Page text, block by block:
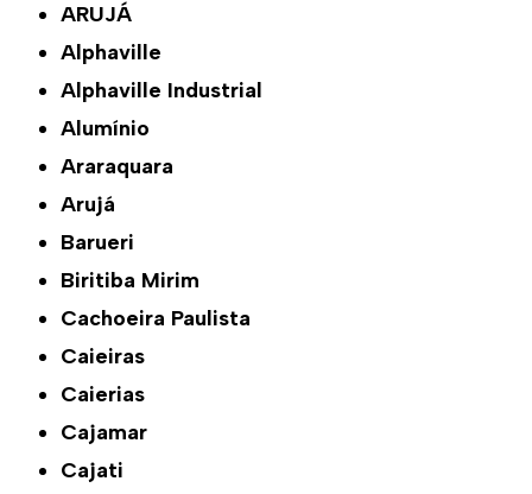
ARUJÁ
Alphaville
Alphaville Industrial
Alumínio
Araraquara
Arujá
Barueri
Biritiba Mirim
Cachoeira Paulista
Caieiras
Caierias
Cajamar
Cajati